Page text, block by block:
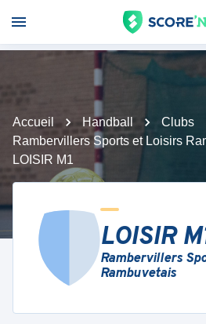
Accueil Handball Clubs
Rambervillers Sports et Loisirs
LOISIR M1
LOISIR
Rambervillers
Rambuvetais